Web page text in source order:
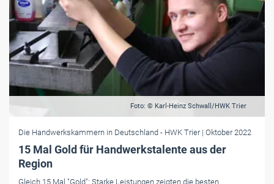
Foto: © Karl-Heinz Schwall/HWK Trier
Die Handwerkskammern in Deutschland - HWK Trier | Oktober 2022
15 Mal Gold für Handwerkstalente aus der
Region
Gleich 15 Mal "Gold": Starke Leistungen zeigten die besten